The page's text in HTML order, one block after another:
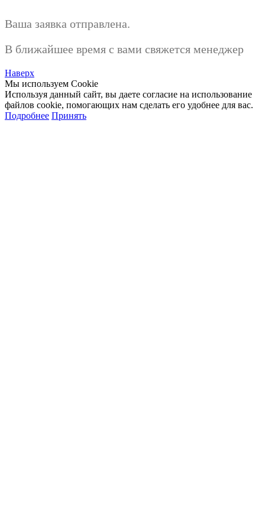
Ваша заявка отправлена.
В ближайшее время с вами свяжется менеджер
Наверх
Мы используем Cookie
Используя данный сайт, вы даете согласие на использование
файлов cookie, помогающих нам сделать его удобнее для вас.
Подробнее Принять